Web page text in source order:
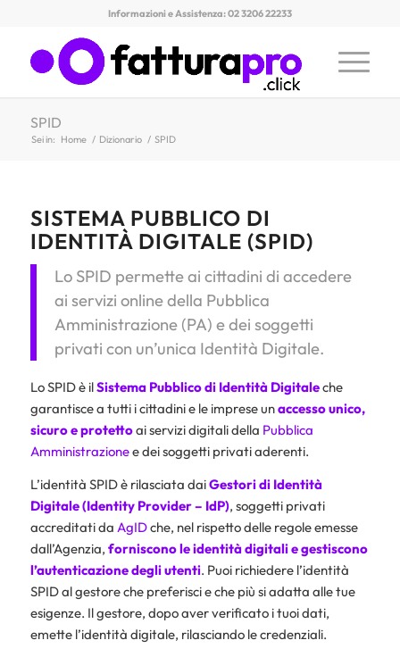
Informazioni e Assistenza: 02 3206 22233
SPID
Sei in: Home / Dizionario / SPID
SISTEMA PUBBLICO DI
IDENTITÀ DIGITALE (SPID)
Lo SPID permette ai cittadini di accedere
ai servizi online della Pubblica
Amministrazione (PA) e dei soggetti
privati con un’unica Identità Digitale.
Lo SPID è ilSistema Pubblico di Identità Digitaleche
garantisce a tutti i cittadini e le imprese unaccesso unico,
sicuro e protettoai servizi digitali della Pubblica
Amministrazionee dei soggetti privati aderenti.
L’identità SPID è rilasciata daiGestori di Identità
Digitale (Identity Provider – IdP), soggetti privati
accreditati da AgIDche, nel rispetto delle regole emesse
dall’Agenzia, forniscono le identità digitali e gestiscono
l’autenticazione degli utenti. Puoi richiedere l’identità
SPID al gestore che preferisci e che più si adatta alle tue
esigenze. Il gestore, dopo aver verificato i tuoi dati,
emette l’identità digitale, rilasciando le credenziali.